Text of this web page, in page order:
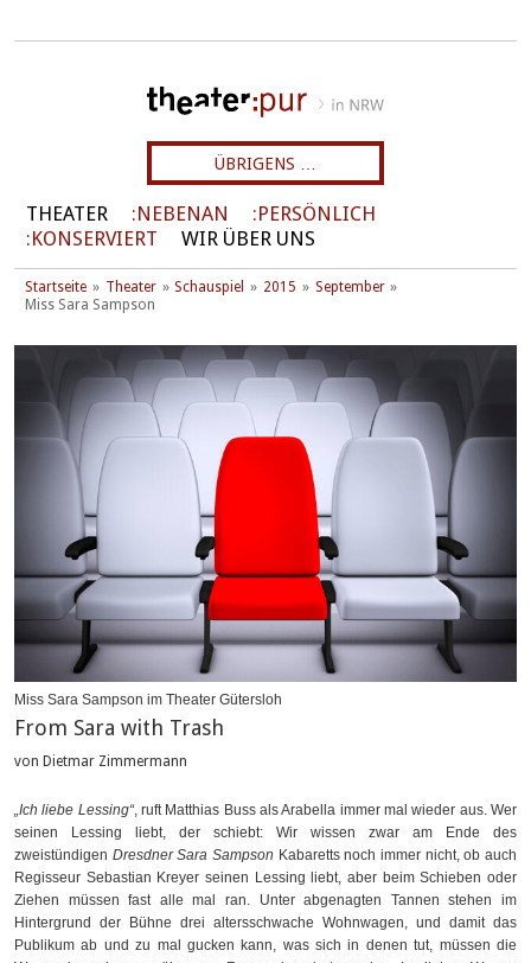
ÜBRIGENS …
THEATER NEBENAN
PERSÖNLICH
KONSERVIERT
WIR ÜBER UNS
Startseite Theater Schauspiel 2015
September
Miss Sara Sampson
Miss Sara Sampson im Theater Gütersloh
From Sara with Trash
von Dietmar Zimmermann
„Ich liebe Lessing“, ruft Matthias Buss als Arabella immer mal wieder aus. Wer
seinen Lessing liebt, der schiebt: Wir wissen zwar am Ende des
zweistündigen Dresdner Sara Sampson Kabaretts noch immer nicht, ob auch
Regisseur Sebastian Kreyer seinen Lessing liebt, aber beim Schieben oder
Ziehen müssen fast alle mal ran. Unter abgenagten Tannen stehen im
Hintergrund der Bühne drei altersschwache Wohnwagen, und damit das
Publikum ab und zu mal gucken kann, was sich in denen tut, müssen die